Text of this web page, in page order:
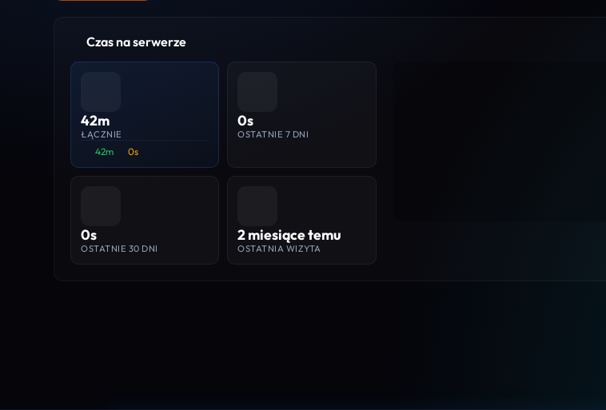
Czas na serwerze
42m
ŁĄCZNIE
42m 0s
0s
OSTATNIE 7 DNI
0s
OSTATNIE 30 DNI
2 miesiące temu
OSTATNIA WIZYTA